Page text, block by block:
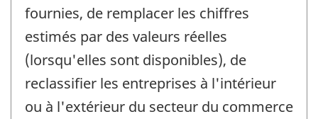
fournies, de remplacer les chiffres
estimés par des valeurs réelles
(lorsqu'elles sont disponibles), de
reclassifier les entreprises à l'intérieur
ou à l'extérieur du secteur du commerce